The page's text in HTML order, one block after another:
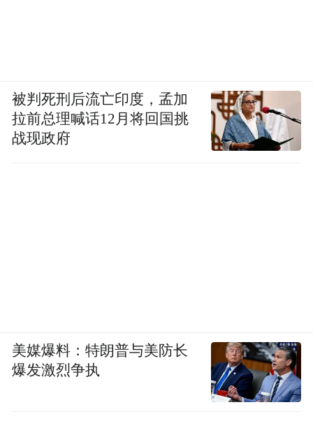
被判死刑后流亡印度，孟加
拉前总理喊话12月将回国挑
战现政府
美媒爆料：特朗普与美防长
爆发激烈争执